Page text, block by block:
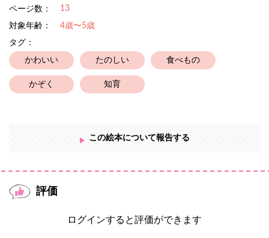
ページ数： 13
対象年齢：
4歳〜5歳
タグ：
かわいい たのしい 食べもの
かぞく 知育
この絵本について報告する
評価
ログインすると評価ができます